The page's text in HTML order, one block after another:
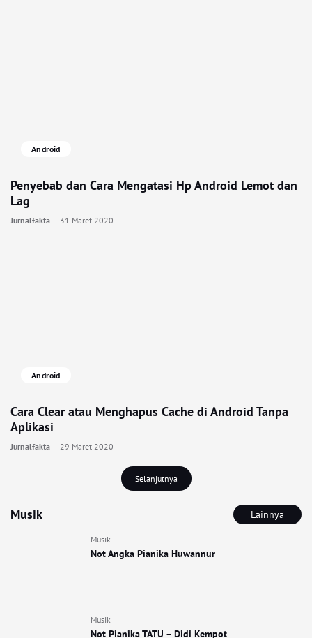
Musik Lainnya
Musik
Not Angka Pianika Huwannur
Musik
Not Pianika TATU – Didi Kempot
Android
Penyebab dan Cara Mengatasi Hp Android Lemot dan
Lag
Jurnalfakta 31 Maret 2020
Android
Cara Clear atau Menghapus Cache di Android Tanpa
Aplikasi
Jurnalfakta 29 Maret 2020
Selanjutnya